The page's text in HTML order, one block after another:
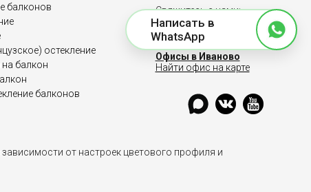
балконов
остекление
балкон
балконов
Свяжитесь с нами:
8 (4932) 77-32-38
Офисы в Иваново
Найти офис на карте
от настроек цветового профиля и
Написать в
WhatsApp